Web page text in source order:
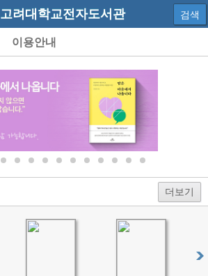
고려대학교전자도서관 검색
이용안내
더보기